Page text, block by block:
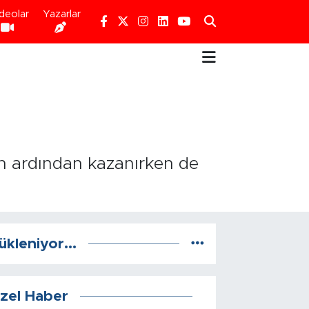
Yazarlar
kazanırken de
Haber